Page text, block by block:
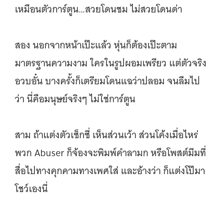
เหมือนตัวการ์ตูน…สวยโดนชม ไม่สวยโดนด่า
สอง นอกจากหน้าเป๊ะแล้ว หุ่นก็ต้องเป๊ะตาม
มาตรฐานความงาม ใครในรูปผอมเพรียว แต่ตัวจริง
อวบอั๋น บางครั้งก็เตรียมโดนแฉว่าปลอม จนลืมไป
ว่า นี่คือมนุษย์จริงๆ ไม่ใช่การ์ตูน
สาม ถ้าแต่งตัวเซ็กซี่ เห็นส่วนเว้า ส่วนโค้งเมื่อไหร่
พวก Abuser ก็จ้องจะพิมพ์คำลามก หรือโพสต์มีมที่
สื่อไปทางคุกคามทางเพศใส่ และอ้างว่า ก็แต่งโป๊มา
โชว์เองนี่